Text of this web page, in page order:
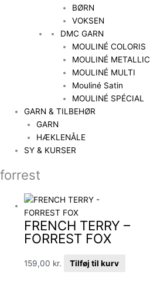
BØRN
VOKSEN
DMC GARN
MOULINÉ COLORIS
MOULINÉ METALLIC
MOULINÉ MULTI
Mouliné Satin
MOULINÉ SPÉCIAL
GARN & TILBEHØR
GARN
HÆKLENÅLE
SY & KURSER
forrest
FRENCH TERRY –
FORREST FOX
159,00 kr. Tilføj til kurv